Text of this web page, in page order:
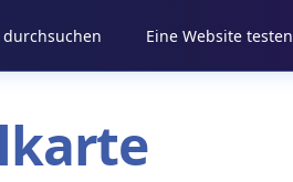
Eine Website testen